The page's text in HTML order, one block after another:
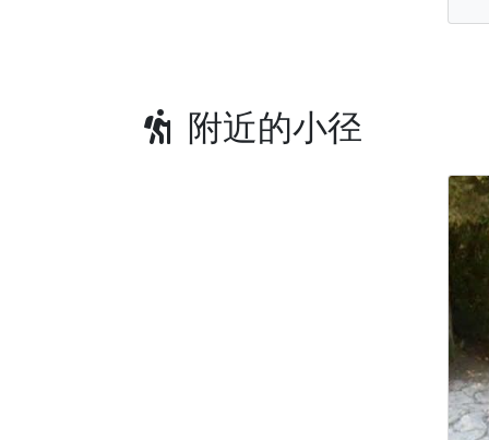
附近的小径